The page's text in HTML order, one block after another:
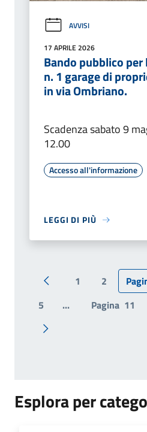
AVVISI
17 APRILE 2026
Bando pubblico per
n. 1 garage di
in via Ombriano.
Scadenza sabato 9
12.00
Accesso all'informazione
LEGGI DI PIÙ
Pagina precedente
1 2
5
... Pagina 11
Pagina successiva
Esplora per